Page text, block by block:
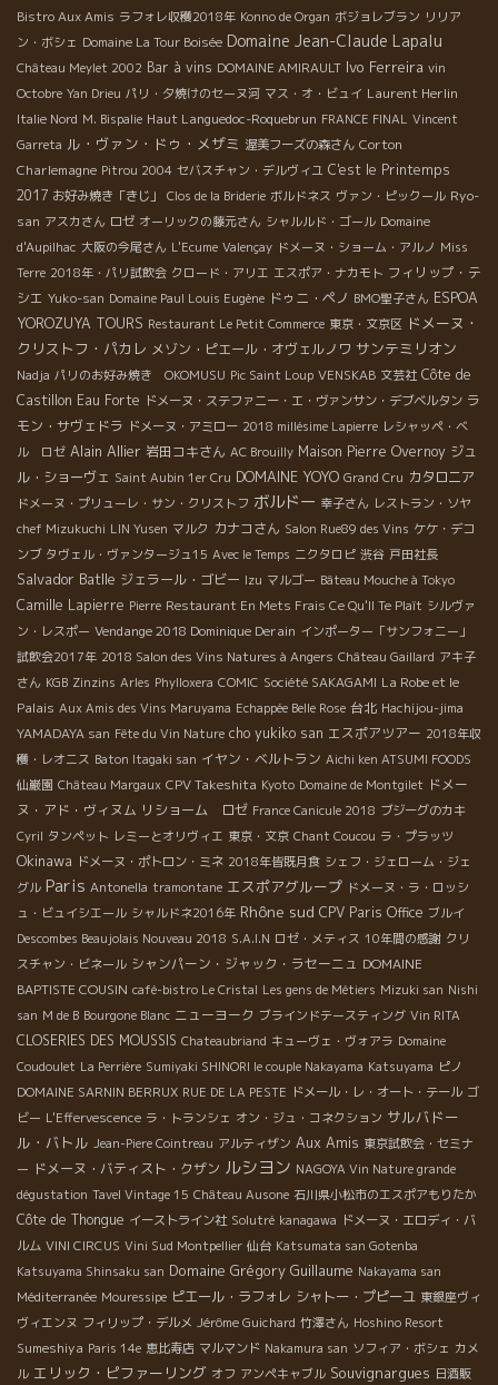
Bistro Aux Amis ラフォレ収穫2018年 Konno de Organ ボジョレブラン リリア
ン・ボシェ Domaine La Tour Boisée Domaine Jean-Claude Lapalu
Château Meylet 2002 Bar à vins DOMAINE AMIRAULT Ivo Ferreira vin
Octobre Yan Drieu パリ・夕焼けのセーヌ河 マス・オ・ビュイ Laurent Herlin
Italie Nord M. Bispalie Haut Languedoc-Roquebrun FRANCE FINAL Vincent
Garreta ル・ヴァン・ドゥ・メザミ 渥美フーズの森さん Corton
Charlemagne Pitrou 2004 セバスチャン・デルヴィユ C'est le Printemps
2017 お好み焼き「きじ」 Clos de la Briderie ボルドネス ヴァン・ピックール Ryo-
san アスカさん ロゼ オーリックの藤元さん シャルルド・ゴール Domaine
d'Aupilhac 大阪の今尾さん L'Ecume Valençay ドメーヌ・ショーム・アルノ Miss
Terre 2018年・パリ試飲会 クロード・アリエ エスポア・ナカモト フィリップ・テ
シエ Yuko-san Domaine Paul Louis Eugène ドゥニ・ペノ BMO聖子さん ESPOA
YOROZUYA TOURS Restaurant Le Petit Commerce 東京・文京区 ドメーヌ・
クリストフ・パカレ メゾン・ピエール・オヴェルノワ サンテミリオン
Nadja パリのお好み焼き OKOMUSU Pic Saint Loup VENSKAB 文芸社 Côte de
Castillon Eau Forte ドメーヌ・ステファニー・エ・ヴァンサン・デブベルタン ラ
モン・サヴェドラ ドメーヌ・アミロー 2018 millésime Lapierre レシャッペ・ベ
ル ロゼ Alain Allier 岩田コキさん AC Brouilly Maison Pierre Overnoy ジュ
ル・ショーヴェ Saint Aubin 1er Cru DOMAINE YOYO Grand Cru カタロニア
ドメーヌ・プリューレ・サン・クリストフ ボルドー 幸子さん レストラン・ソヤ
chef Mizukuchi LIN Yusen マルク カナコさん Salon Rue89 des Vins ケケ・デコ
ンブ タヴェル・ヴァンタージュ15 Avec le Temps ニクタロピ 渋谷 戸田社長
Salvador Batlle ジェラール・ゴビー Izu マルゴー Bâteau Mouche à Tokyo
Camille Lapierre Pierre Restaurant En Mets Frais Ce Qu'Il Te Plaît シルヴァ
ン・レスポー Vendange 2018 Dominique Derain インポーター「サンフォニー」
試飲会2017年 2018 Salon des Vins Natures à Angers Château Gaillard アキ子
さん KGB Zinzins Arles Phylloxera COMIC Société SAKAGAMI La Robe et le
Palais Aux Amis des Vins Maruyama Echappée Belle Rose 台北 Hachijou-jima
YAMADAYA san Fête du Vin Nature cho yukiko san エスポアツアー 2018年収
穫・レオニス Baton Itagaki san イヤン・ベルトラン Aichi ken ATSUMI FOODS
仙巌園 Château Margaux CPV Takeshita Kyoto Domaine de Montgilet ドメー
ヌ・アド・ヴィヌム リショーム ロゼ France Canicule 2018 ブジーグのカキ
Cyril タンペット レミーとオリヴィエ 東京・文京 Chant Coucou ラ・プラッツ
Okinawa ドメーヌ・ポトロン・ミネ 2018年皆既月食 シェフ・ジェローム・ジェ
グル Paris Antonella tramontane エスポアグループ ドメーヌ・ラ・ロッシ
ュ・ビュイシエール シャルドネ2016年 Rhône sud CPV Paris Office ブルイ
Descombes Beaujolais Nouveau 2018 S.A.I.N ロゼ・メティス 10年間の感謝 クリ
スチャン・ビネール シャンパーン・ジャック・ラセーニュ DOMAINE
BAPTISTE COUSIN café-bistro Le Cristal Les gens de Métiers Mizuki san Nishi
san M de B Bourgone Blanc ニューヨーク ブラインドテースティング Vin RITA
CLOSERIES DES MOUSSIS Chateaubriand キューヴェ・ヴォアラ Domaine
Coudoulet La Perrière Sumiyaki SHINORI le couple Nakayama Katsuyama ピノ
DOMAINE SARNIN BERRUX RUE DE LA PESTE ドメール・レ・オート・テール ゴ
ビー L'Effervescence ラ・トランシェ オン・ジュ・コネクション サルバドー
ル・バトル Jean-Piere Cointreau アルティザン Aux Amis 東京試飲会・セミナ
ー ドメーヌ・バティスト・クザン ルシヨン NAGOYA Vin Nature grande
dégustation Tavel Vintage 15 Château Ausone 石川県小松市のエスポアもりたか
Côte de Thongue イーストライン社 Solutré kanagawa ドメーヌ・エロディ・バ
ルム VINI CIRCUS Vini Sud Montpellier 仙台 Katsumata san Gotenba
Katsuyama Shinsaku san Domaine Grégory Guillaume Nakayama san
Méditerranée Mouressipe ピエール・ラフォレ シャトー・プピーユ 東銀座ヴィ
ヴィエンヌ フィリップ・デルメ Jérôme Guichard 竹澤さん Hoshino Resort
Sumeshiya Paris 14e 恵比寿店 マルマンド Nakamura san ソフィア・ボシェ カメ
ル エリック・ピファーリング オフ アンペキャブル Souvignargues 日酒販